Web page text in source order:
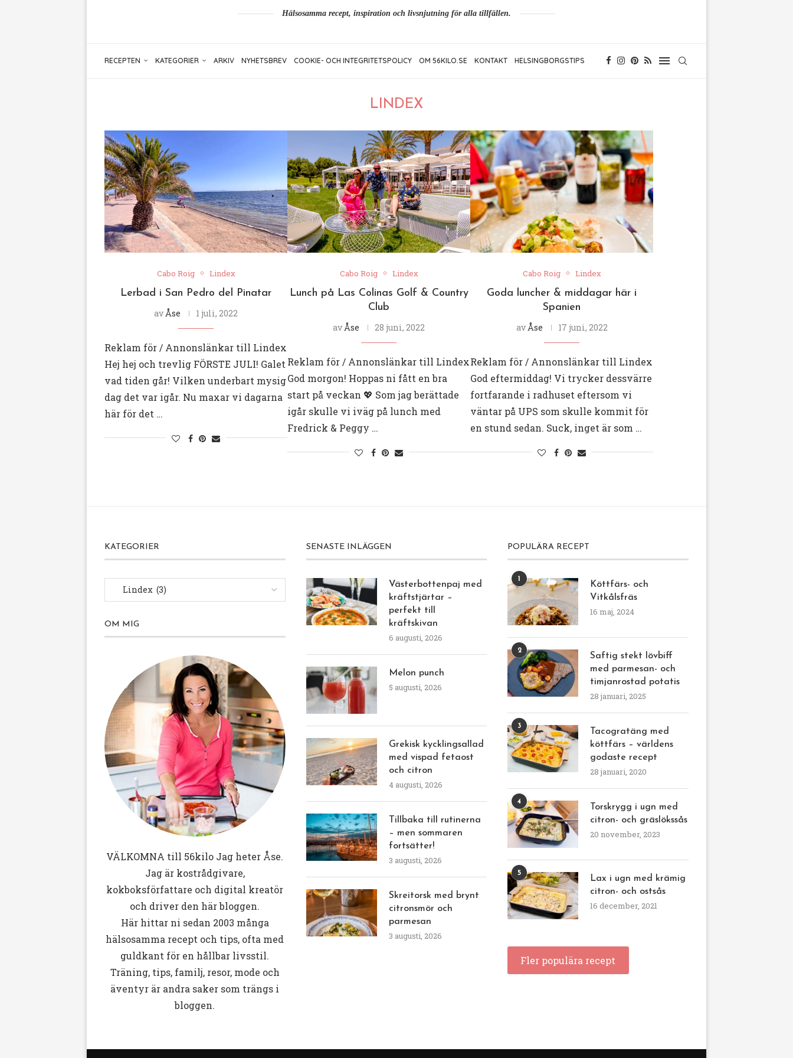
Hälsosamma recept, inspiration och livsnjutning för alla tillfällen.
RECEPTEN KATEGORIER ARKIV NYHETSBREV COOKIE- OCH INTEGRITETSPOLICY OM 56KILO.SE KONTAKT HELSINGBORGSTIPS
LINDEX
Cabo Roig Lindex
Lerbad i San Pedro del Pinatar
avÅse 1 juli, 2022
Reklam för / Annonslänkar till Lindex
Hej hej och trevlig FÖRSTE JULI! Galet
vad tiden går! Vilken underbart mysig
dag det var igår. Nu maxar vi dagarna
här för det …
Cabo Roig Lindex
Lunch på Las Colinas Golf & Country
Club
avÅse 28 juni, 2022
Reklam för / Annonslänkar till Lindex
God morgon! Hoppas ni fått en bra
start på veckan 💖 Som jag berättade
igår skulle vi iväg på lunch med
Fredrick & Peggy …
Cabo Roig Lindex
Goda luncher & middagar här i
Spanien
avÅse 17 juni, 2022
Reklam för / Annonslänkar till Lindex
God eftermiddag! Vi trycker dessvärre
fortfarande i radhuset eftersom vi
väntar på UPS som skulle kommit för
en stund sedan. Suck, inget är som …
KATEGORIER
OM MIG
VÄLKOMNA till 56kilo Jag heter Åse.
Jag är kostrådgivare,
kokboksförfattare och digital kreatör
och driver den här bloggen.
Här hittar ni sedan 2003 många
hälsosamma recept och tips, ofta med
guldkant för en hållbar livsstil.
Träning, tips, familj, resor, mode och
äventyr är andra saker som trängs i
bloggen.
SENASTE INLÄGGEN
Västerbottenpaj med
kräftstjärtar –
perfekt till
kräftskivan
6 augusti, 2026
Melon punch
5 augusti, 2026
Grekisk kycklingsallad
med vispad fetaost
och citron
4 augusti, 2026
Tillbaka till rutinerna
– men sommaren
fortsätter!
3 augusti, 2026
Skreitorsk med brynt
citronsmör och
parmesan
3 augusti, 2026
POPULÄRA RECEPT
1
Köttfärs- och
Vitkålsfräs
16 maj, 2024
2
Saftig stekt lövbiff
med parmesan- och
timjanrostad potatis
28 januari, 2025
3
Tacogratäng med
köttfärs – världens
godaste recept
28 januari, 2020
4
Torskrygg i ugn med
citron- och gräslökssås
20 november, 2023
5
Lax i ugn med krämig
citron- och ostsås
16 december, 2021
Fler populära recept